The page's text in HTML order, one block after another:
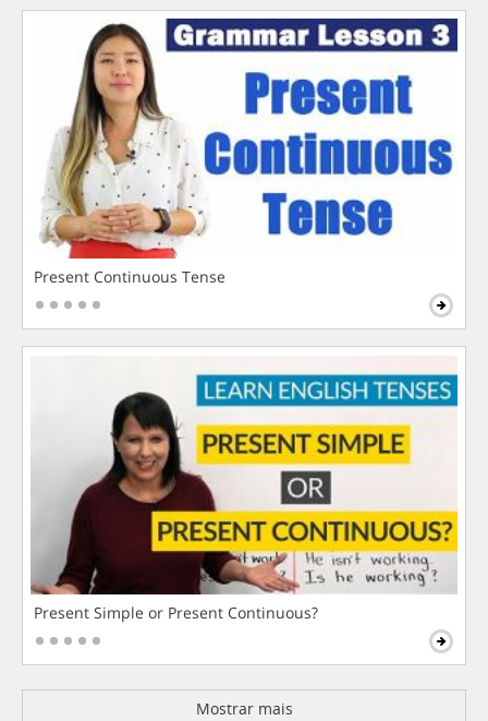
Present Continuous Tense
Present Simple or Present Continuous?
Mostrar mais